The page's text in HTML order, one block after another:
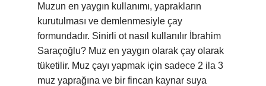
Muzun en yaygın kullanımı, yaprakların
kurutulması ve demlenmesiyle çay
formundadır. Sinirli ot nasıl kullanılır İbrahim
Saraçoğlu? Muz en yaygın olarak çay olarak
tüketilir. Muz çayı yapmak için sadece 2 ila 3
muz yaprağına ve bir fincan kaynar suya